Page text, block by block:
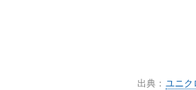
出典： ユニク